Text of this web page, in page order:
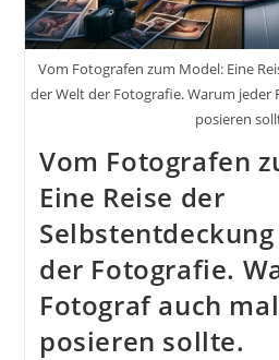
Vom Fotografen zum Model: Eine
der Welt der Fotografie. Warum jeder
posieren
Vom Fotografen
Eine Reise der
der Fotografie.
Fotograf auch
posieren sollte.